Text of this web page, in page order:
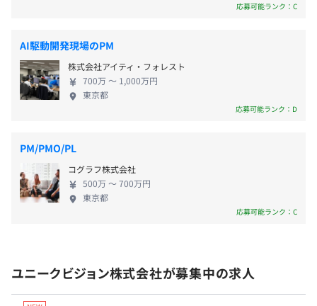
※MousePro （Cシリーズ）、支給マシンは変わる可能性
があります
※別途作業用モニタも貸与いたします
プロジェクトごとに選択、オブジェクト指向、ウォーター
フォール、チケット駆動開発、コーディング規約あり
Docker、AWS CloudFormation
- 決算賞与（会社業績に応じる）
- 四半期表彰、年間表彰
昇給査定年2回（1月・7月）
い技術を裏付けとする独自の価値を提供してきたこ
とで、次々とサービスが拡大してきました。 ◆エン
ジニア技術を重視し、エンジニアの成長を促す数々
の仕組み◆ 弊社は真に技術に価値を置き、技術者を
大切にしています。CTOやチーフアーキテクトを筆頭
ドレビュー」の制度ではただレビューを受けるだけ
でなく、全エンジニアがレビュワーとなっています。
同期・非同期問わず気軽に相談ができる環境のた
め、品質向上だけでなく情報共有や学習の面でも活
ニアも技術を愛し、リスペクトしている会社で、ぜ
ひ凄腕集団の仲間になりませんか？
応募可能ランク：C
AI駆動開発現場のPM
株式会社アイティ・フォレスト
700万 〜 1,000万円
東京都
応募可能ランク：D
PM/PMO/PL
コグラフ株式会社
500万 〜 700万円
東京都
応募可能ランク：C
ユニークビジョン株式会社が募集中の求人